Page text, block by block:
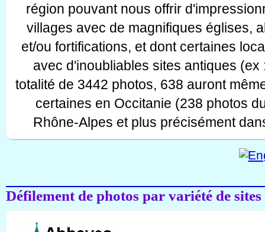
région pouvant nous offrir
villages avec de magnifiques églises,
et/ou fortifications, et dont certaines
avec d'inoubliables sites antiques
totalité de 3442 photos, 638 auront
certaines en Occitanie (238 photos
Rhône-Alpes et plus précisément
Défilement de photos par variété de